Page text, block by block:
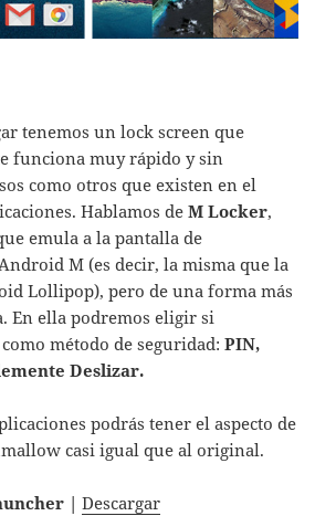
tenemos un lock screen que
funciona muy rápido y sin
como otros que existen en el
Hablamos deM Locker,
emula a la pantalla de
M (es decir, la misma que la
Lollipop), pero de una forma más
En ella podremos eligir si
método de seguridad:PIN,
Deslizar.
podrás tener el aspecto de
casi igual que al original.
| Descargar